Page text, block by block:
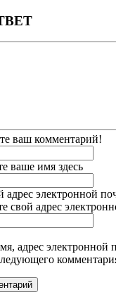
ваш комментарий!
ваше имя здесь
электронной
свой адрес
адрес электронной